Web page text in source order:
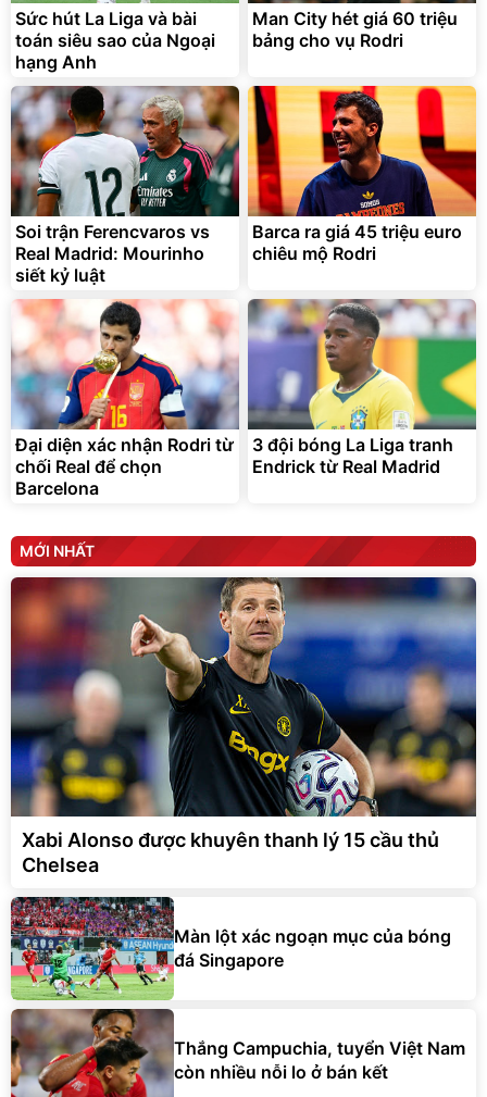
295.000 đ
Đã bán nhiều
Sức hút La Liga và bài
toán siêu sao của Ngoại
hạng Anh
Man City hét giá 60 triệu
bảng cho vụ Rodri
Soi trận Ferencvaros vs
Real Madrid: Mourinho
siết kỷ luật
Barca ra giá 45 triệu euro
chiêu mộ Rodri
Đại diện xác nhận Rodri từ
chối Real để chọn
Barcelona
3 đội bóng La Liga tranh
Endrick từ Real Madrid
MỚI NHẤT
Xabi Alonso được khuyên thanh lý 15 cầu thủ
Chelsea
Màn lột xác ngoạn mục của bóng
đá Singapore
Thắng Campuchia, tuyển Việt Nam
còn nhiều nỗi lo ở bán kết